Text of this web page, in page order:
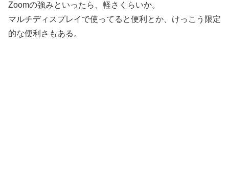
Zoomの強みといったら、軽さくらいか。
マルチディスプレイで使ってると便利とか、けっこう限定
的な便利さもある。